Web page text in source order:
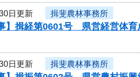
日更新 揖斐農林事務所
事】揖経第0601号 県営経営
日更新 揖斐農林事務所